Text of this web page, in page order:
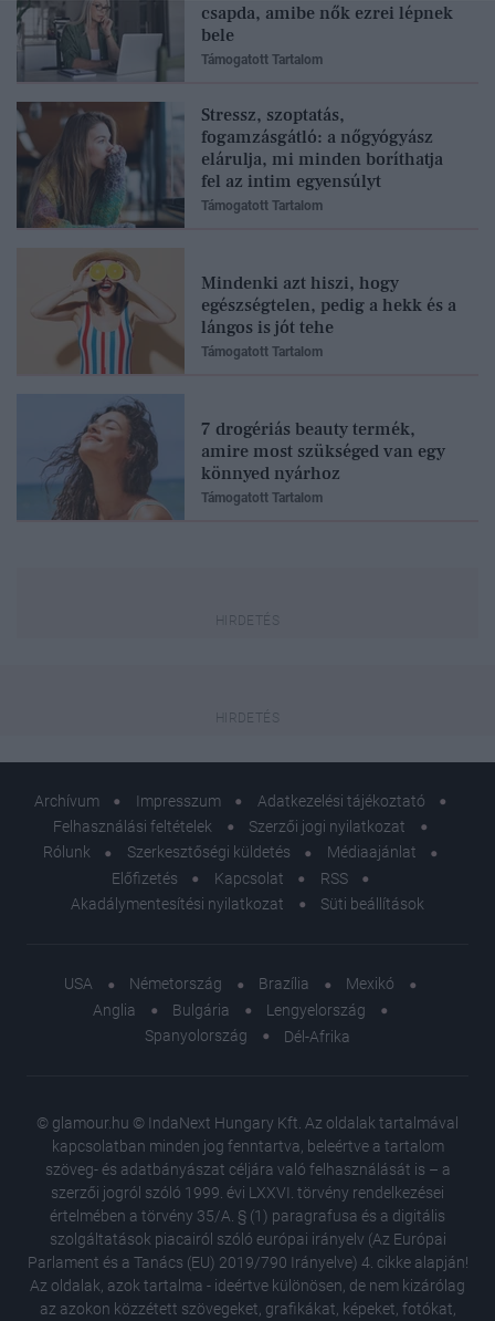
csapda, amibe nők ezrei lépnek
bele
Támogatott Tartalom
Stressz, szoptatás,
fogamzásgátló: a nőgyógyász
elárulja, mi minden boríthatja
fel az intim egyensúlyt
Támogatott Tartalom
Mindenki azt hiszi, hogy
egészségtelen, pedig a hekk és a
lángos is jót tehe
Támogatott Tartalom
7 drogériás beauty termék,
amire most szükséged van egy
könnyed nyárhoz
Támogatott Tartalom
Archívum Impresszum
Adatkezelési tájékoztató
Felhasználási feltételek
Szerzői jogi nyilatkozat
Rólunk
Szerkesztőségi küldetés
Médiaajánlat
Előfizetés
Kapcsolat
RSS
Akadálymentesítési nyilatkozat
Süti beállítások
USA Németország Brazília
Mexikó
Anglia
Bulgária
Lengyelország
Spanyolország
Dél-Afrika
© glamour.hu © IndaNext Hungary Kft. Az oldalak tartalmával
kapcsolatban minden jog fenntartva, beleértve a tartalom
szöveg- és adatbányászat céljára való felhasználását is – a
szerzői jogról szóló 1999. évi LXXVI. törvény rendelkezései
értelmében a törvény 35/A. § (1) paragrafusa és a digitális
szolgáltatások piacairól szóló európai irányelv (Az Európai
Parlament és a Tanács (EU) 2019/790 Irányelve) 4. cikke alapján!
Az oldalak, azok tartalma - ideértve különösen, de nem kizárólag
az azokon közzétett szövegeket, grafikákat, képeket, fotókat,